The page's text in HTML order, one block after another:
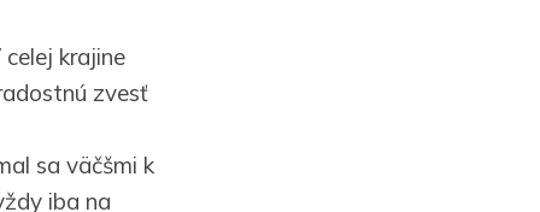
krajine
zvesť
sa väčšmi k
iba na